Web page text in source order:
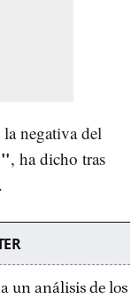
negativa del
, ha dicho tras
un análisis de los